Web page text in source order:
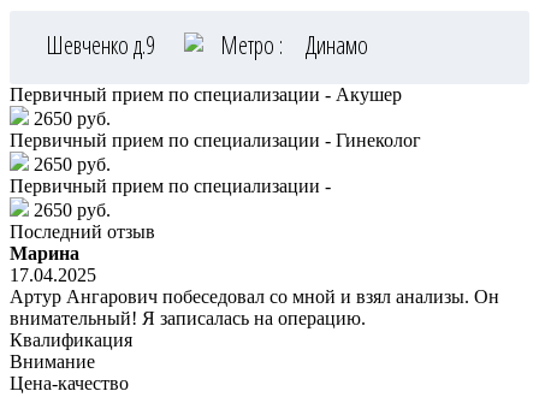
Шевченко д.9 Метро : Динамо
Первичный прием по специализации - Акушер
2650 руб.
Первичный прием по специализации - Гинеколог
2650 руб.
Первичный прием по специализации -
2650 руб.
Последний отзыв
Марина
17.04.2025
Артур Ангарович побеседовал со мной и взял анализы. Он
внимательный! Я записалась на операцию.
Квалификация
Внимание
Цена-качество